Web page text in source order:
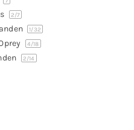
2/7
1/32
4/18
2/14